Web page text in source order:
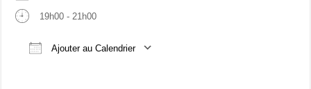
19h00 - 21h00
Ajouter au Calendrier